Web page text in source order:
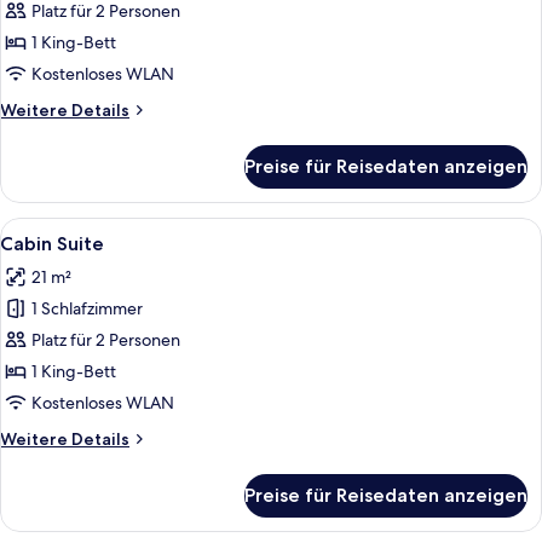
Suite
With
Private
anzeigen
Platz für 2 Personen
1 King-Bett
Kostenloses WLAN
Weitere Details
Weitere
Beachfront
Suite
With
Pool
Preise für Reisedaten anzeigen
Alle
Fotos
für
Cabin
Suite
anzeigen
Ein Schlafzimmer mit einem Bett,
3
Cabin Suite
21 m²
1 Schlafzimmer
Platz für 2 Personen
1 King-Bett
Kostenloses WLAN
Weitere Details
Weitere
Suite
Preise für Reisedaten anzeigen